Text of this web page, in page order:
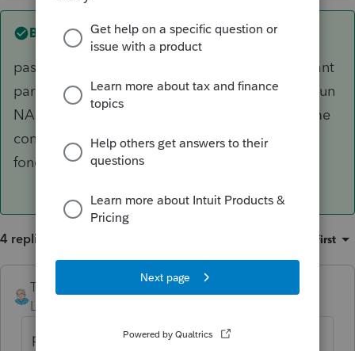
Best answer byTDallaire
pas de problème, les gens avec un NAS débutant
par 9.. c'est juste temporaire, donc ton client a un
NAS qui débute maintenant par 3, c'est le même
contribuable si tu fais un redressement, ca
fonctionne.
4 replies Oldest first
TDallaire
Level 6
pas de problème, les gens avec un NAS